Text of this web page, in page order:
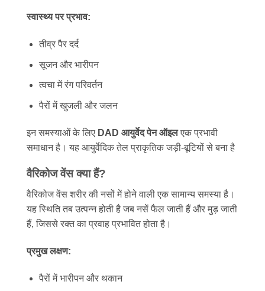
स्वास्थ्य पर प्रभाव:
तीव्र पैर दर्द
सूजन और भारीपन
त्वचा में रंग परिवर्तन
पैरों में खुजली और जलन
इन समस्याओं के लिए DAD आयुर्वेद पेन ऑइलएक प्रभावी
समाधान है। यह आयुर्वेदिक तेल प्राकृतिक जड़ी-बूटियों से बना है
वैरिकोज वेंस क्या हैं?
वैरिकोज वेंस शरीर की नसों में होने वाली एक सामान्य समस्या है।
यह स्थिति तब उत्पन्न होती है जब नसें फैल जाती हैं और मुड़ जाती
हैं, जिससे रक्त का प्रवाह प्रभावित होता है।
प्रमुख लक्षण:
पैरों में भारीपन और थकान